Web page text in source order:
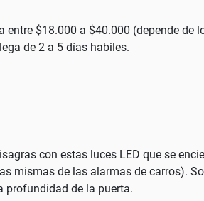
entre $18.000 a $40.000 (depende de
de 2 a 5 días habiles.
con estas luces LED que se
mismas de las alarmas de carros).
profundidad de la puerta.